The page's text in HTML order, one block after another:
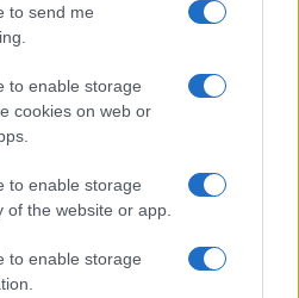
to send me
to enable storage
cookies on web or
to enable storage
of the website or app.
to enable storage
tue segnalazioni,
e le tue foto
al numero +39
7512